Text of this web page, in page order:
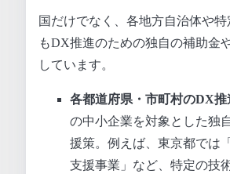
国だけでなく、各地方自治体や
もDX推進のための独自の補助金
しています。
各都道府県・市町村のDX推
の中小企業を対象とした独
援策。例えば、東京都では
支援事業」など、特定の技